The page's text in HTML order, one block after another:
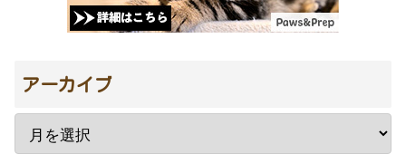
アーカイブ